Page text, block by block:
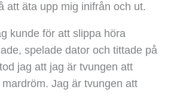
att äta upp mig inifrån och ut.
kunde för att slippa höra
spelade dator och tittade på
jag att jag är tvungen att
Jag är tvungen att